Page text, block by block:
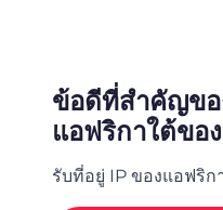
ข้อดีที่สำคัญขอ
แอฟริกาใต้ขอ
รับที่อยู่ IP ของแอฟริก